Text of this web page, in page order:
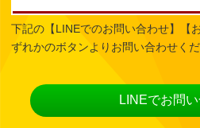
下記の【LINEでのお問い合わせ】【
ずれかのボタンよりお問い合わせくだ
LINEでお問